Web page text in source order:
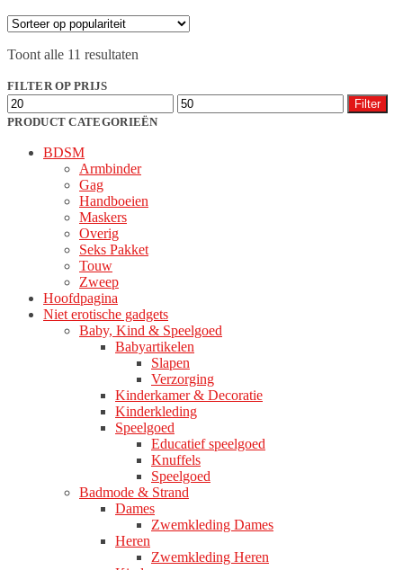
Toont alle 11 resultaten
FILTER OP PRIJS
Min.
prijs
Max.
prijs
Filter
PRODUCT CATEGORIEËN
BDSM
Armbinder
Gag
Handboeien
Maskers
Overig
Seks Pakket
Touw
Zweep
Hoofdpagina
Niet erotische gadgets
Baby, Kind & Speelgoed
Babyartikelen
Slapen
Verzorging
Kinderkamer & Decoratie
Kinderkleding
Speelgoed
Educatief speelgoed
Knuffels
Speelgoed
Badmode & Strand
Dames
Zwemkleding Dames
Heren
Zwemkleding Heren